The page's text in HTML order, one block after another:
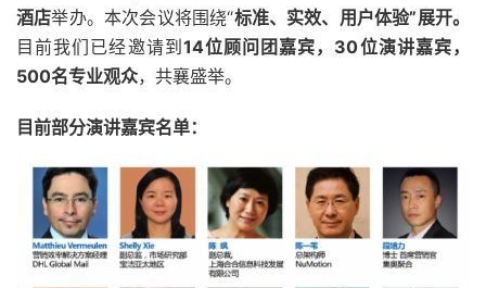
酒店举办。本次会议将围绕“标准、实效、用户体验”展开。
目前我们已经邀请到 14位顾问团嘉宾，30位演讲嘉宾，
500名专业观众，共襄盛举。
目前部分演讲嘉宾名单：